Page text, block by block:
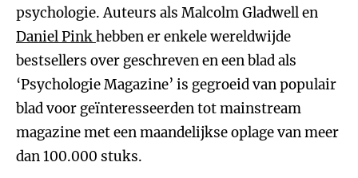
psychologie. Auteurs als Malcolm Gladwell en
Daniel Pinkhebben er enkele wereldwijde
bestsellers over geschreven en een blad als
‘Psychologie Magazine’ is gegroeid van populair
blad voor geïnteresseerden tot mainstream
magazine met een maandelijkse oplage van meer
dan 100.000 stuks.